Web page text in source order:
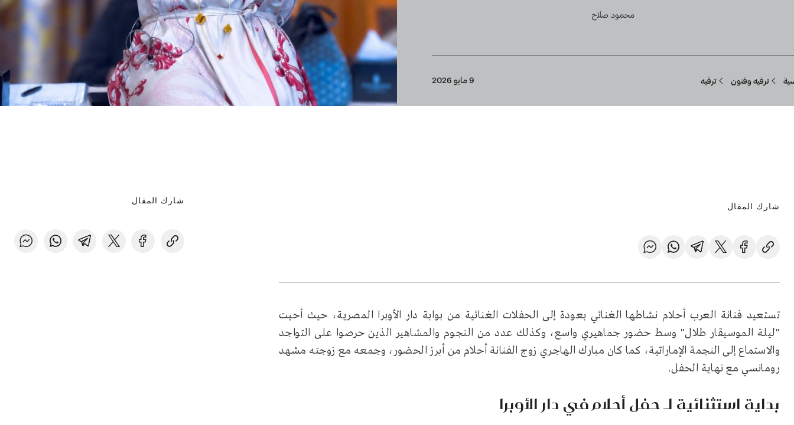
محمود صلاح
ترفيه وفنون ترفيه 9 مايو 2026
شارك المقال
تستعيد فنانة العرب أحلام نشاطها الغنائي بعودة إلى الحفلات الغنائية من بوابة دار الأوبرا المصرية، حيث أحيت
"ليلة الموسيقار طلال" وسط حضور جماهيري واسع، وكذلك عدد من النجوم والمشاهير الذين حرصوا على التواجد
والاستماع إلى النجمة الإماراتية، كما كان مبارك الهاجري زوج الفنانة أحلام من أبرز الحضور، وجمعه مع زوجته مشهد
رومانسي مع نهاية الحفل.
بداية استثنائية لـ حفل أحلام في دار الأوبرا
شارك المقال